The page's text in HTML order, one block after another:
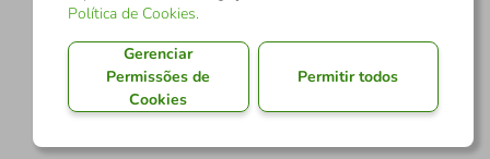
Política de Cookies.
Gerenciar
Permissões de
Cookies
Permitir todos